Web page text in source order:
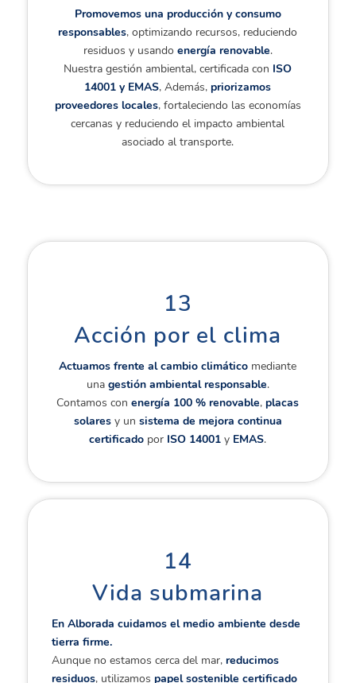
Promovemos una producción y consumo
responsables, optimizando recursos, reduciendo
residuos y usando energía renovable.
Nuestra gestión ambiental, certificada con ISO
14001 y EMAS, Además,priorizamos
proveedores locales, fortaleciendo las economías
cercanas y reduciendo el impacto ambiental
asociado al transporte.
13
Acción por el clima
Actuamos frente al cambio climático mediante
una gestión ambiental responsable.
Contamos conenergía 100 % renovable,placas
solaresy un sistema de mejora continua
certificado por ISO 14001 y EMAS.
14
Vida submarina
En Alborada cuidamos el medio ambiente desde
tierra firme.
Aunque no estamos cerca del mar, reducimos
residuos, utilizamos papel sostenible certificado